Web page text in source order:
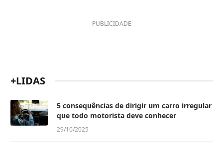
PUBLICIDADE
+LIDAS
5 consequências de dirigir um carro irregular
que todo motorista deve conhecer
29/10/2025